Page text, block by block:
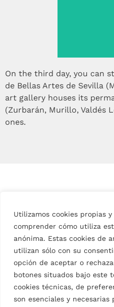
Utilizamos cookies propias
comprender cómo utiliza
anónima. Estas cookies de
utilizan sólo con su
opción de aceptar o
botones situados bajo este
cookies técnicas, de
son esenciales y necesarias
On the third day, you can
de Bellas Artes de Sevilla
art gallery houses its
(Zurbarán, Murillo, Valdés
ones.